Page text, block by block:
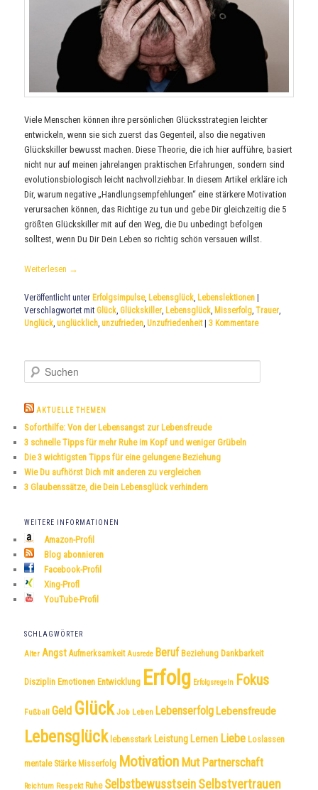
Viele Menschen können ihre persönlichen Glücksstrategien leichter
entwickeln, wenn sie sich zuerst das Gegenteil, also die negativen
Glückskiller bewusst machen. Diese Theorie, die ich hier aufführe, basiert
nicht nur auf meinen jahrelangen praktischen Erfahrungen, sondern sind
evolutionsbiologisch leicht nachvollziehbar. In diesem Artikel erkläre ich
Dir, warum negative „Handlungsempfehlungen“ eine stärkere Motivation
verursachen können, das Richtige zu tun und gebe Dir gleichzeitig die 5
größten Glückskiller mit auf den Weg, die Du unbedingt befolgen
solltest, wenn Du Dir Dein Leben so richtig schön versauen willst.
Weiterlesen →
Veröffentlicht unter Erfolgsimpulse, Lebensglück, Lebenslektionen
Verschlagwortet mit Glück,Glückskiller, Lebensglück, Misserfolg,Trauer,
Unglück,unglücklich,unzufrieden,Unzufriedenheit |3 Kommentare
h
n
AKTUELLE THEMEN
Soforthilfe: Von der Lebensangst zur Lebensfreude
3 schnelle Tipps für mehr Ruhe im Kopf und weniger Grübeln
Die 3 wichtigsten Tipps für eine gelungene Beziehung
Wie Du aufhörst Dich mit anderen zu vergleichen
3 Glaubenssätze, die Dein Lebensglück verhindern
WEITERE INFORMATIONEN
Amazon-Profil
Blog abonnieren
Facebook-Profil
Xing-Profl
YouTube-Profil
SCHLAGWÖRTER
Alter Angst Aufmerksamkeit Ausrede Beruf Beziehung Dankbarkeit
Disziplin Emotionen Entwicklung Erfolg Erfolgsregeln Fokus
Fußball Geld Glück Job Leben Lebenserfolg Lebensfreude
Lebensglück lebensstark Leistung Lernen Liebe Loslassen
mentale Stärke Misserfolg Motivation Mut Partnerschaft
Reichtum Respekt Ruhe Selbstbewusstsein Selbstvertrauen